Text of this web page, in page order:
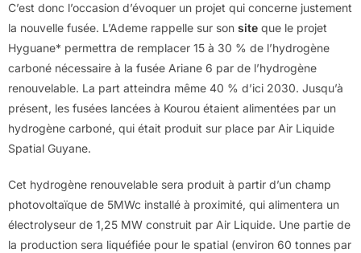
C’est donc l’occasion d’évoquer un projet qui concerne justement
la nouvelle fusée. L’Ademe rappelle sur son site que le projet
Hyguane* permettra de remplacer 15 à 30 % de l’hydrogène
carboné nécessaire à la fusée Ariane 6 par de l’hydrogène
renouvelable. La part atteindra même 40 % d’ici 2030. Jusqu’à
présent, les fusées lancées à Kourou étaient alimentées par un
hydrogène carboné, qui était produit sur place par Air Liquide
Spatial Guyane.
Cet hydrogène renouvelable sera produit à partir d’un champ
photovoltaïque de 5MWc installé à proximité, qui alimentera un
électrolyseur de 1,25 MW construit par Air Liquide. Une partie de
la production sera liquéfiée pour le spatial (environ 60 tonnes par